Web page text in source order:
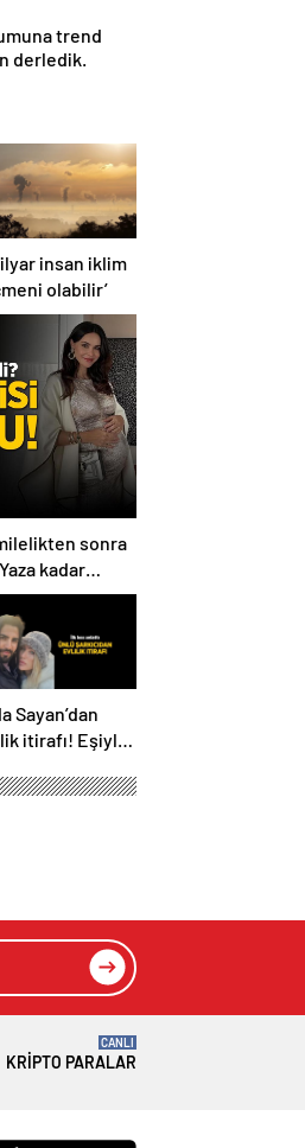
trend
derledik.
insan iklim
olabilir’
sonra
kadar
Sayan’dan
itirafı! Eşiyle